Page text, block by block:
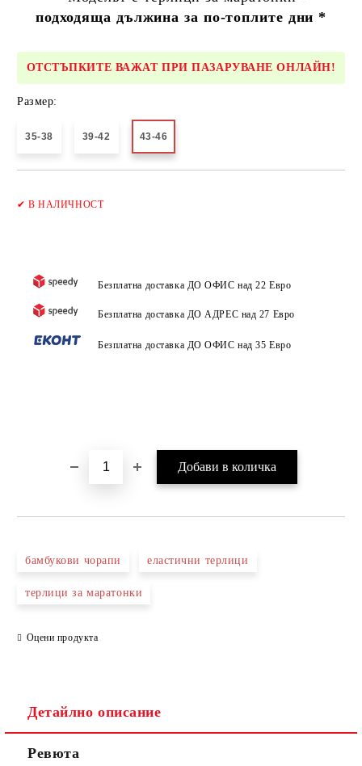
подходяща дължина за по-топлите дни *
ОТСТЪПКИТЕ ВАЖАТ ПРИ ПАЗАРУВАНЕ ОНЛАЙН!
Размер:
35-38 39-42 43-46
✔В НАЛИЧНОСТ
Безплатна доставка ДО ОФИС над 22 Евро
Безплатна доставка ДО АДРЕС над 27 Евро
Безплатна доставка ДО ОФИС над 35 Евро
бамбукови чорапи еластични терлици
терлици за маратонки
Оцени продукта
Детайлно описание
Ревюта